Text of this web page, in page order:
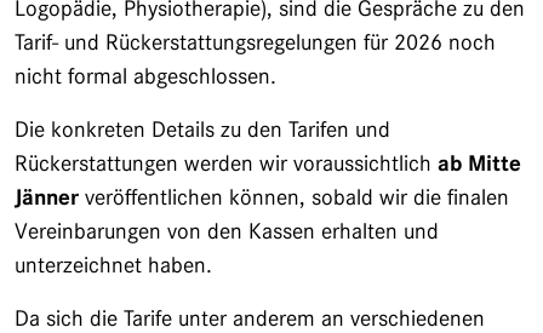
Logopädie, Physiotherapie), sind die Gespräche zu den
Tarif- und Rückerstattungsregelungen für 2026 noch
nicht formal abgeschlossen.
Die konkreten Details zu den Tarifen und
Rückerstattungen werden wir voraussichtlich ab Mitte
Jänner veröffentlichen können, sobald wir die finalen
Vereinbarungen von den Kassen erhalten und
unterzeichnet haben.
Da sich die Tarife unter anderem an verschiedenen